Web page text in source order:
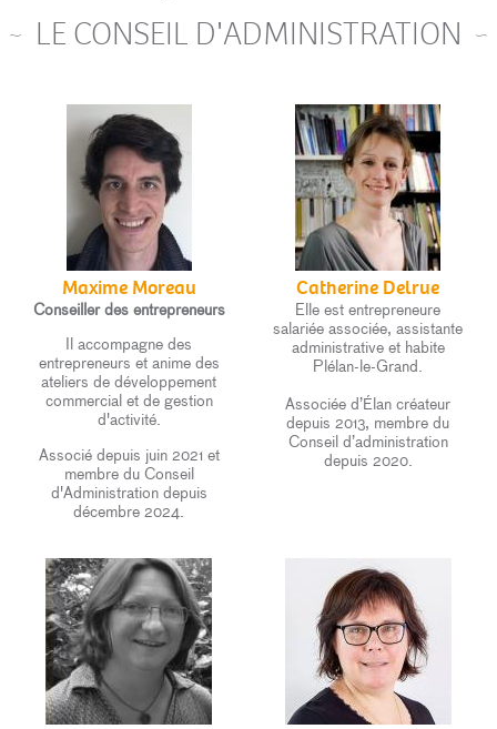
LE CONSEIL D'ADMINISTRATION
Maxime Moreau
Conseiller des entrepreneurs
Il accompagne des
entrepreneurs et anime des
ateliers de développement
commercial et de gestion
d'activité.
Associé depuis juin 2021 et
membre du Conseil
d'Administration depuis
décembre 2024.
Catherine Delrue
Elle est entrepreneure
salariée associée, assistante
administrative et habite
Plélan-le-Grand.
Associée d’Élan créateur
depuis 2013, membre du
Conseil d’administration
depuis 2020.